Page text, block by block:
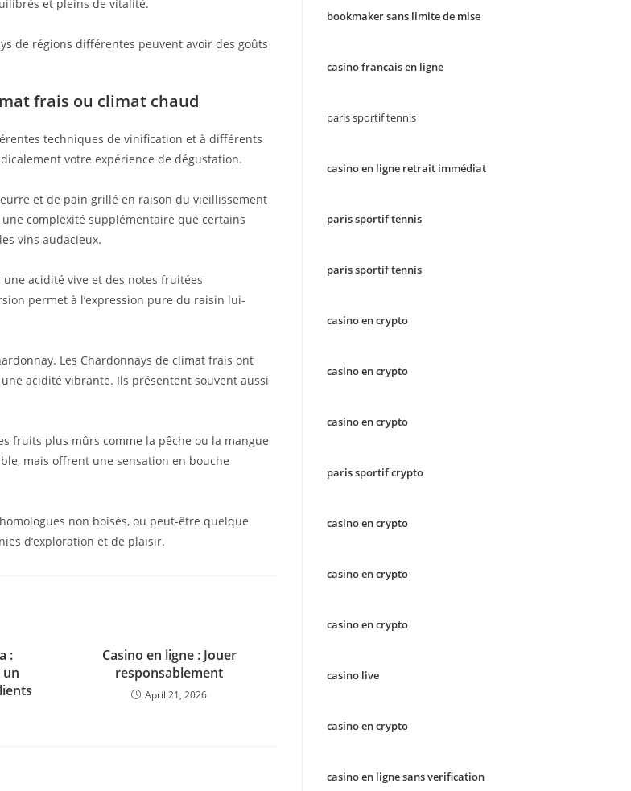
et pleins de vitalité.
de régions différentes peuvent avoir des goûts
frais ou climat chaud
techniques de vinification et à différents
votre expérience de dégustation.
et de pain grillé en raison du vieillissement
complexité supplémentaire que certains
vins audacieux.
acidité vive et des notes fruitées
permet à l’expression pure du raisin lui-
Les Chardonnays de climat frais ont
acidité vibrante. Ils présentent souvent aussi
fruits plus mûrs comme la pêche ou la mangue
mais offrent une sensation en bouche
non boisés, ou peut-être quelque
d’exploration et de plaisir.
:
un
Casino en ligne : Jouer
responsablement
April 21, 2026
bookmaker sans limite de mise
casino francais en ligne
paris sportif tennis
casino en ligne retrait immédiat
paris sportif tennis
paris sportif tennis
casino en crypto
casino en crypto
casino en crypto
paris sportif crypto
casino en crypto
casino en crypto
casino en crypto
casino live
casino en crypto
casino en ligne sans verification